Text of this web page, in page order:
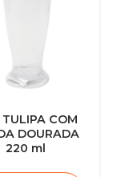
TULIPA COM
DOURADA
220 ml